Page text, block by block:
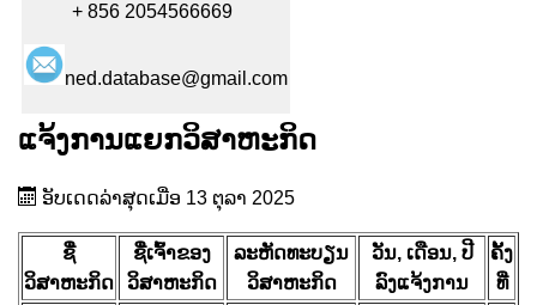
+ 856 2054566669
ned.database@gmail.com
ແຈ້ງການແຍກວິສາຫະກິດ
ອັບເດດລ່າສຸດເມື່ອ 13 ຕຸລາ 2025
ຊື່
ວິສາຫະກິດ
ຊື່ເຈົ້າຂອງ
ວິສາຫະກິດ
ລະຫັດທະບຽນ
ວິສາຫະກິດ
ວັນ, ເດືອນ, ປີ
ລົງແຈ້ງການ
ຄັ້ງ
ທີ່